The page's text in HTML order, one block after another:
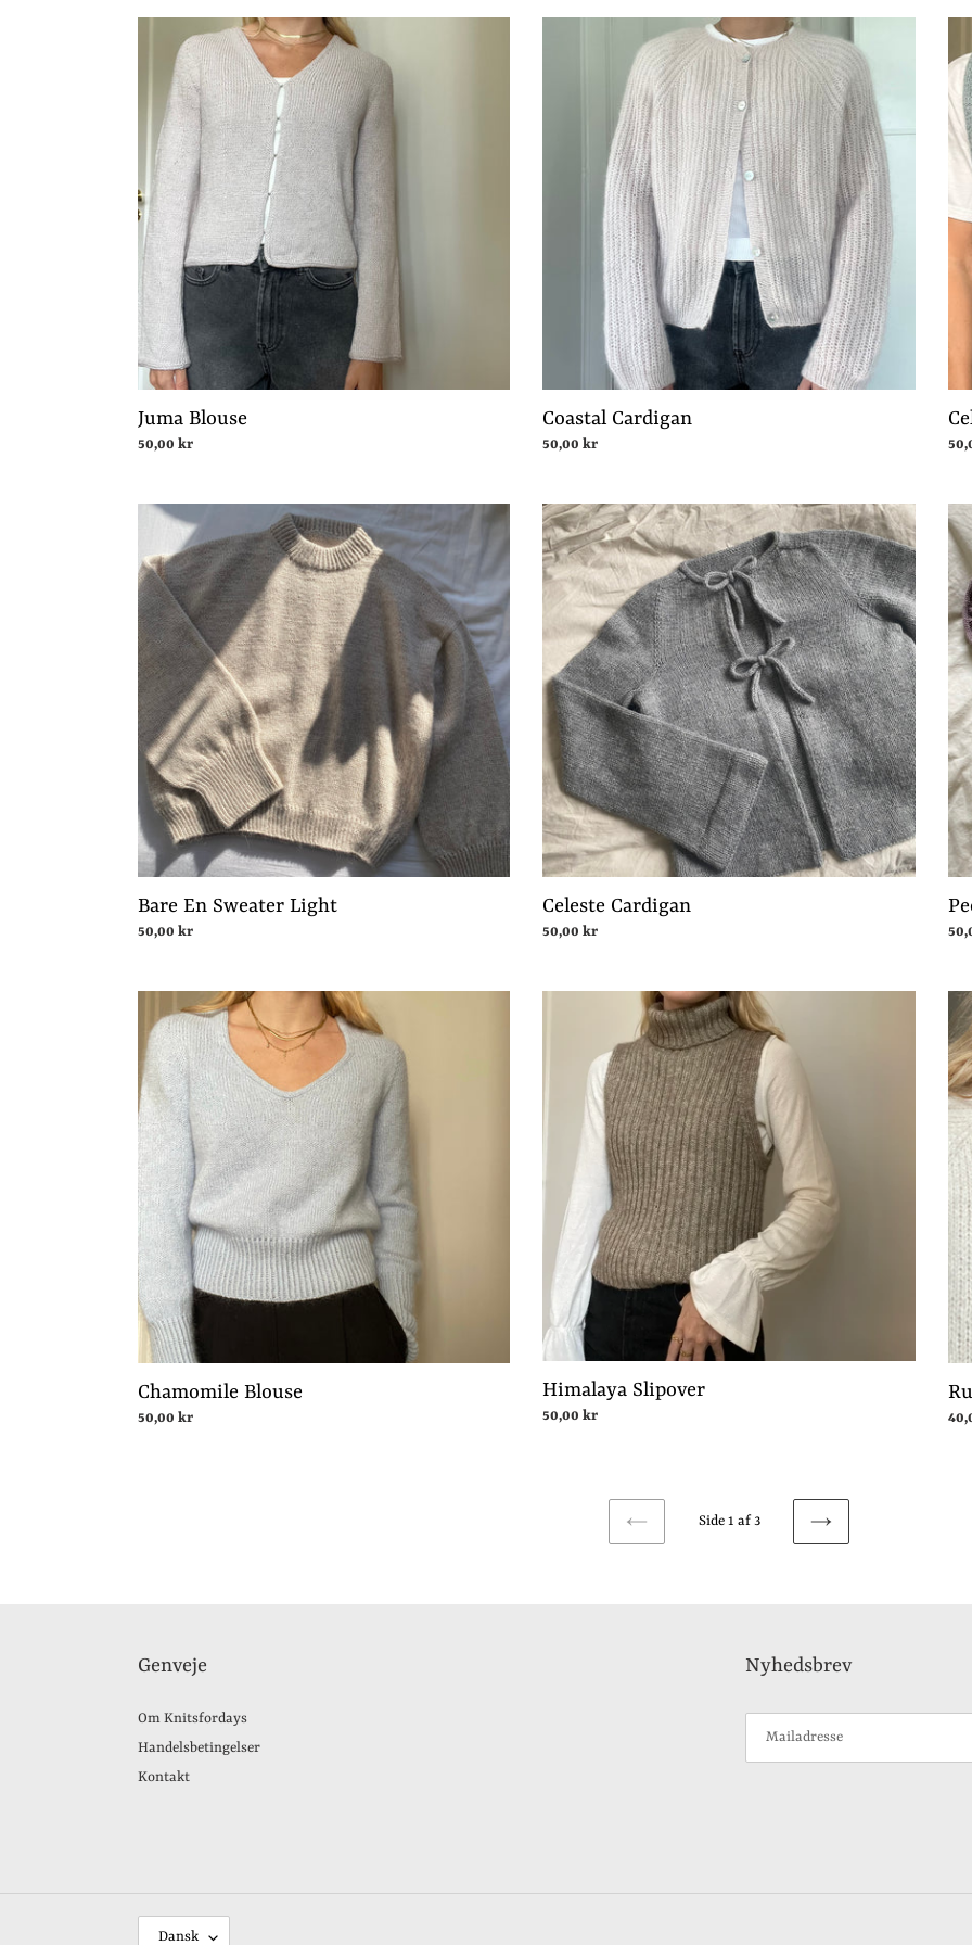
Blouse
Juma Blouse
Normalpris
50,00 kr
Coastal Cardigan
Normalpris
50,00 kr
Vest
Bare
Sweater
Light
Bare En Sweater Light
Normalpris
50,00 kr
Celeste
Cardigan
Celeste Cardigan
Normalpris
50,00 kr
Top
Chamomile
Blouse
Chamomile Blouse
Normalpris
50,00 kr
Himalaya Slipover
Normalpris
50,00 kr
Scarf
FORRIGE
Side 1 af 3
NÆSTE
Genveje
Om Knitsfordays
Handelsbetingelser
Kontakt
Nyhedsbrev
Dansk